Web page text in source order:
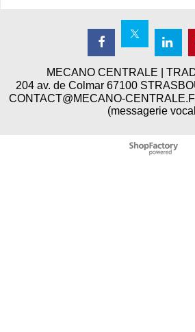
MECANO CENTRALE |
204 av. de Colmar 67100
CONTACT@MECANO-
(messagerie
Boutique en ligne créés
avec le logiciel